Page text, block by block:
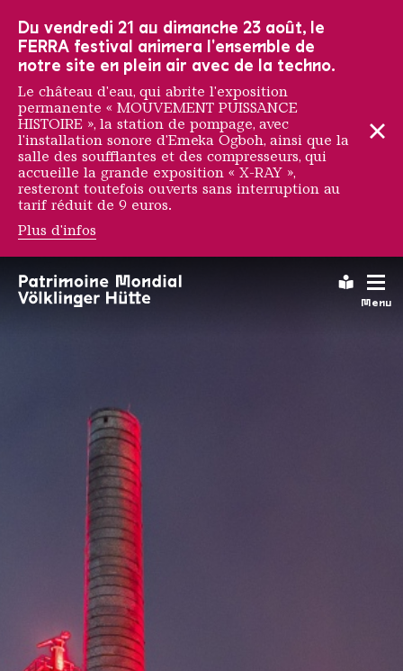
Menu
Appels d'offres
Du vendredi 21 au dimanche 23 août, le
FERRA festival animera l'ensemble de
notre site en plein air avec de la techno.
Le château d'eau, qui abrite l'exposition
permanente « MOUVEMENT PUISSANCE
HISTOIRE », la station de pompage, avec
l'installation sonore d'Emeka Ogboh, ainsi que la
salle des soufflantes et des compresseurs, qui
accueille la grande exposition « X-RAY »,
resteront toutefois ouverts sans interruption au
tarif réduit de 9 euros.
Plus d'infos